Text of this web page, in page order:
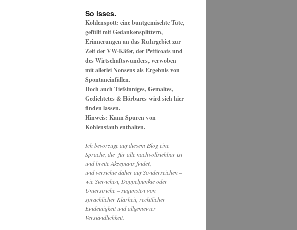
So isses.
Kohlenspott: eine buntgemischte Tüte,
gefüllt mit Gedankensplittern,
Erinnerungen an das Ruhrgebiet zur
Zeit der VW-Käfer, der Petticoats und
des Wirtschaftswunders, verwoben
mit allerlei Nonsens als Ergebnis von
Spontaneinfällen.
Doch auch Tiefsinniges, Gemaltes,
Gedichtetes & Hörbares wird sich hier
finden lassen.
Hinweis: Kann Spuren von
Kohlenstaub enthalten.
Ich bevorzuge auf diesem Blog eine
Sprache, die für alle nachvollziehbar ist
und breite Akzeptanz findet,
und verzichte daher auf Sonderzeichen –
wie Sternchen, Doppelpunkte oder
Unterstriche – zugunsten von
sprachlicher Klarheit, rechtlicher
Eindeutigkeit und allgemeiner
Verständlichkeit.